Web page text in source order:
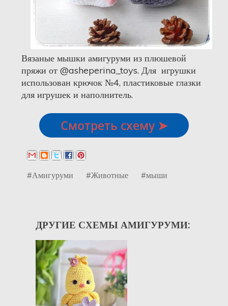
Вязаные мышки амигуруми из плюшевой
пряжи от @asheperina_toys. Для игрушки
использован крючок №4, пластиковые глазки
для игрушек и наполнитель.
Смотреть схему ➤
#Амигуруми #Животные #мыши
ДРУГИЕ СХЕМЫ АМИГУРУМИ: